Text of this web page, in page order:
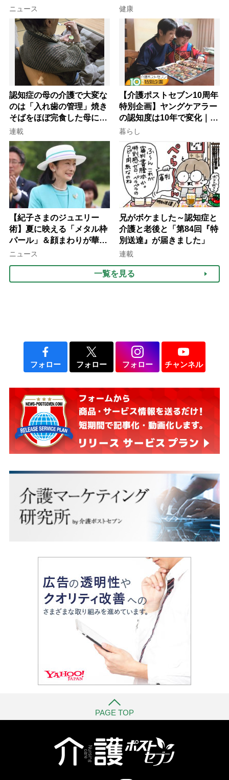
ニュース
意
健康
認知症の母の介護で大変な
のは「入れ歯の管理」焼き
そばをほぼ完食した母に息
子が血の気が引いた理由
連載
【介護ポストセブン10周年
特別企画】ヤングケアラー
の認知度は10年で変化｜流
行語大賞にノミネート、法
律にも明記されたが果たし
て現在は？
暮らし
【紀子さまのジュエリー
術】夏に映える「メタル枠
パール」＆顔まわりが華や
ぐ「揺れる一粒」の使い分
け方
ニュース
兄がボケました～認知症と
介護と老後と「第84回『特
別送達』が届きました」
連載
一覧を見る
フォロー フォロー フォロー チャンネル
PAGE TOP